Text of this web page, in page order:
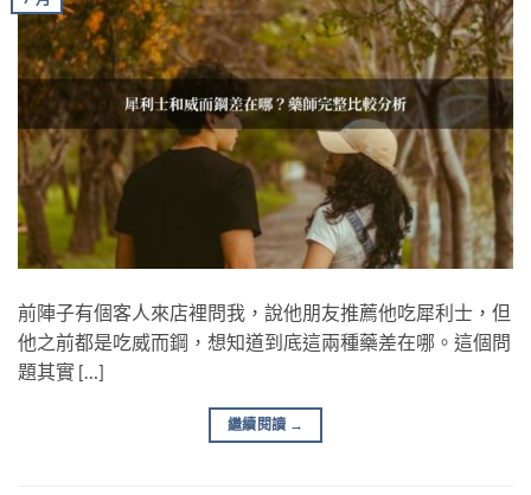
前陣子有個客人來店裡問我，說他朋友推薦他吃犀利士，但
他之前都是吃威而鋼，想知道到底這兩種藥差在哪。這個問
題其實 […]
繼續閱讀 →